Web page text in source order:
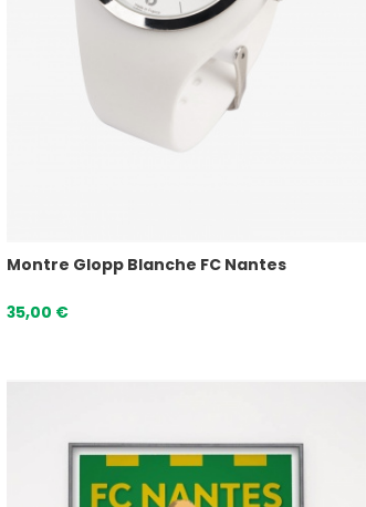
Montre Glopp Blanche FC Nantes
35,00 €